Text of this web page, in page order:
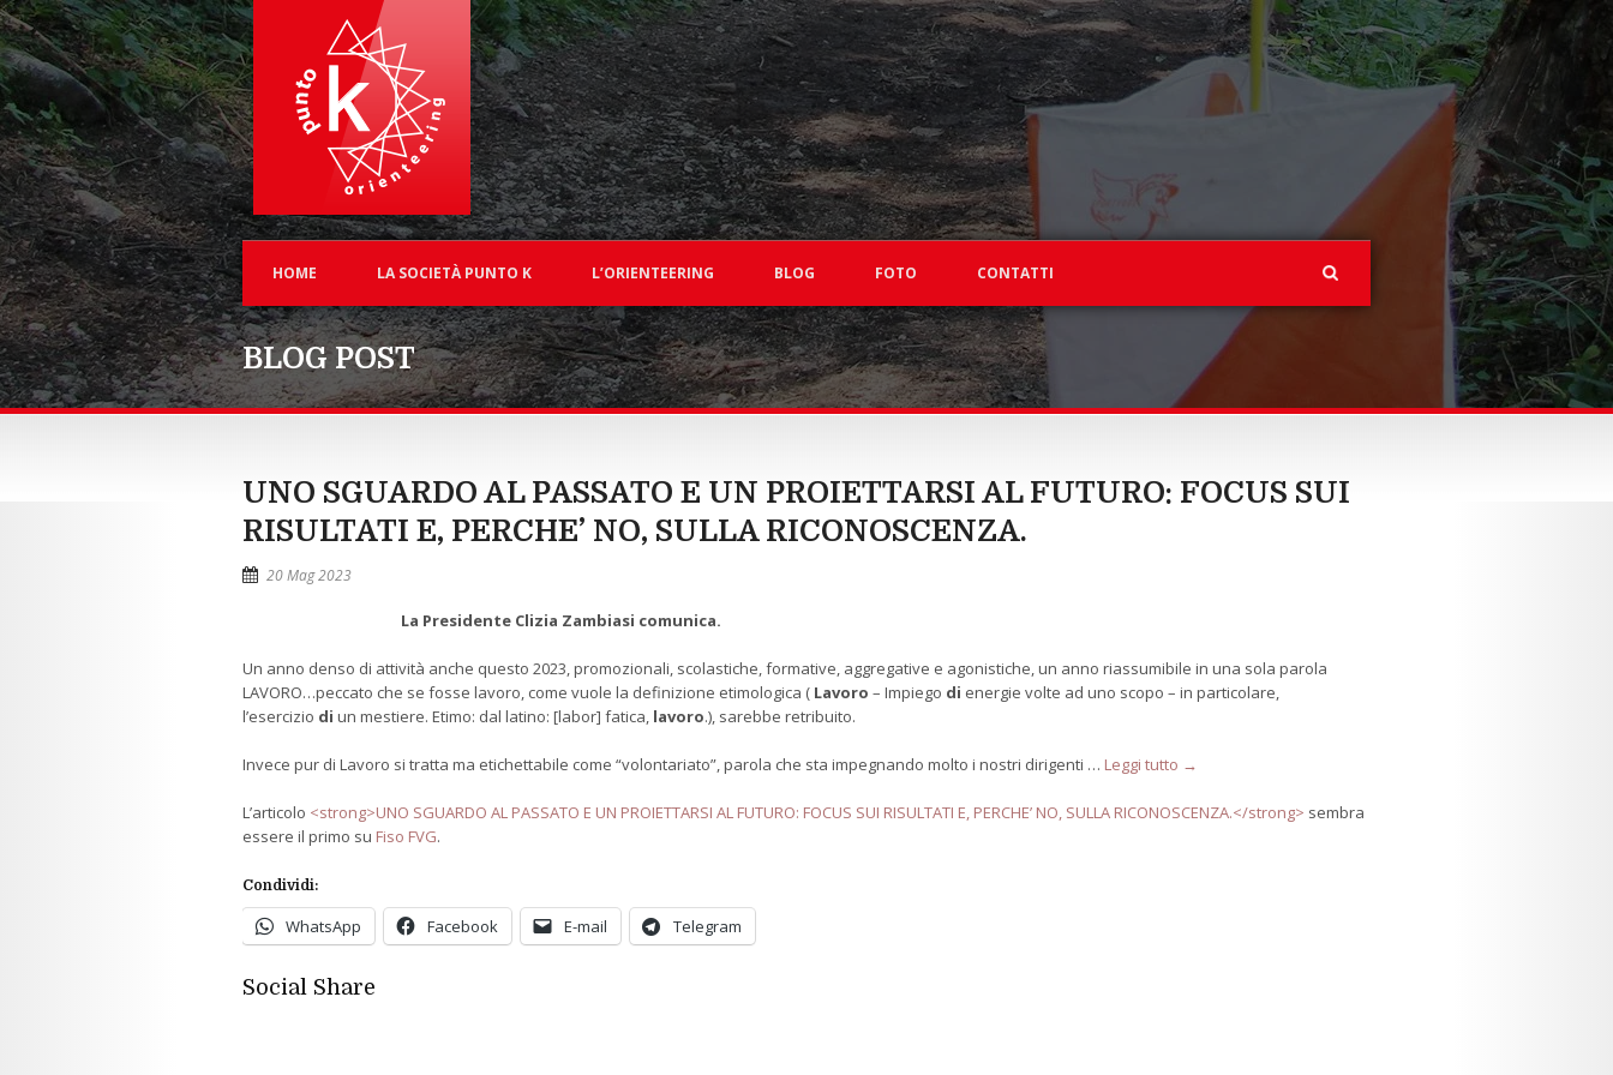
HOME LA SOCIETÀ PUNTO K L’ORIENTEERING BLOG FOTO CONTATTI
BLOG POST
UNO SGUARDO AL PASSATO E UN PROIETTARSI AL FUTURO: FOCUS SUI
RISULTATI E, PERCHE’ NO, SULLA RICONOSCENZA.
20 Mag 2023
La Presidente Clizia Zambiasi comunica.
Un anno denso di attività anche questo 2023, promozionali, scolastiche, formative, aggregative e agonistiche, un anno riassumibile in una sola parola
LAVORO…peccato che se fosse lavoro, come vuole la definizione etimologica ( Lavoro – Impiego di energie volte ad uno scopo – in particolare,
l’esercizio di un mestiere. Etimo: dal latino: [labor] fatica, lavoro.), sarebbe retribuito.
Invece pur di Lavoro si tratta ma etichettabile come “volontariato”, parola che sta impegnando molto i nostri dirigenti … Leggi tutto →
L’articolo <strong>UNO SGUARDO AL PASSATO E UN PROIETTARSI AL FUTURO: FOCUS SUI RISULTATI E, PERCHE’ NO, SULLA RICONOSCENZA.</strong> sembra
essere il primo su Fiso FVG.
Condividi:
WhatsApp Facebook E-mail Telegram
Social Share